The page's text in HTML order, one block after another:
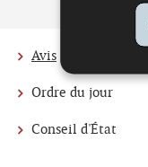
Menu
de
Avis
Ordre du jour
Conseil d'État